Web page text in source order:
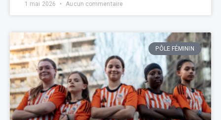
1 mai 2026 Aucun commentaire
PÔLE FÉMININ